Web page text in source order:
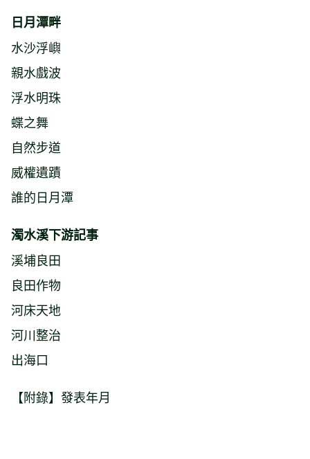
日月潭畔
水沙浮嶼
親水戲波
浮水明珠
蝶之舞
自然步道
威權遺蹟
誰的日月潭
濁水溪下游記事
溪埔良田
良田作物
河床天地
河川整治
出海口
【附錄】發表年月